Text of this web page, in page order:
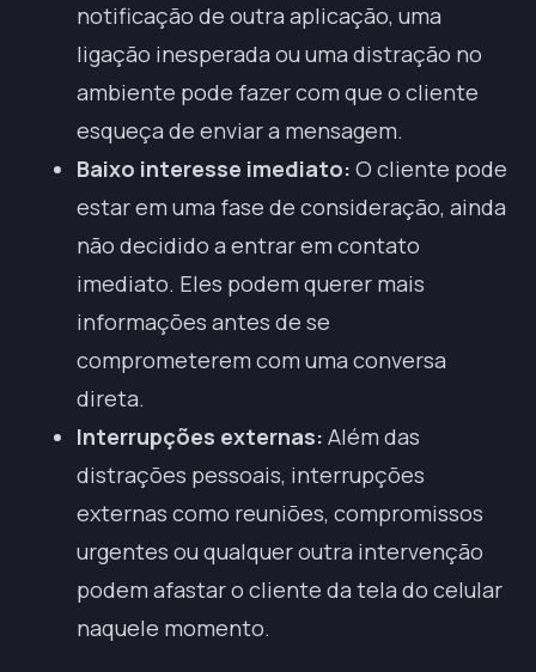
notificação de outra aplicação, uma
ligação inesperada ou uma distração no
ambiente pode fazer com que o cliente
esqueça de enviar a mensagem.
Baixo interesse imediato: O cliente pode
estar em uma fase de consideração, ainda
não decidido a entrar em contato
imediato. Eles podem querer mais
informações antes de se
comprometerem com uma conversa
direta.
Interrupções externas: Além das
distrações pessoais, interrupções
externas como reuniões, compromissos
urgentes ou qualquer outra intervenção
podem afastar o cliente da tela do celular
naquele momento.